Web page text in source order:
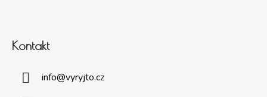
Kontakt
info@vyryjto.cz